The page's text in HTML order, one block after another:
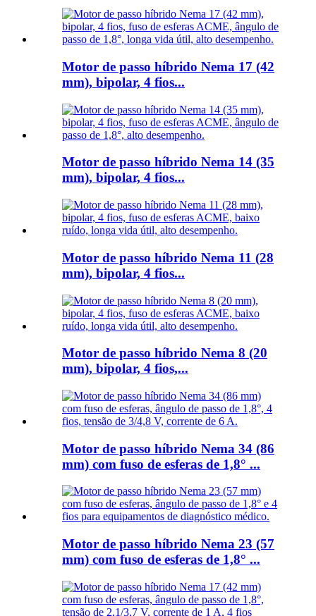
Motor de passo híbrido Nema 17 (42
mm), bipolar, 4 fios...
Motor de passo híbrido Nema 14 (35
mm), bipolar, 4 fios...
Motor de passo híbrido Nema 11 (28
mm), bipolar, 4 fios...
Motor de passo híbrido Nema 8 (20
mm), bipolar, 4 fios,...
Motor de passo híbrido Nema 34 (86
mm) com fuso de esferas de 1,8° ...
Motor de passo híbrido Nema 23 (57
mm) com fuso de esferas de 1,8° ...